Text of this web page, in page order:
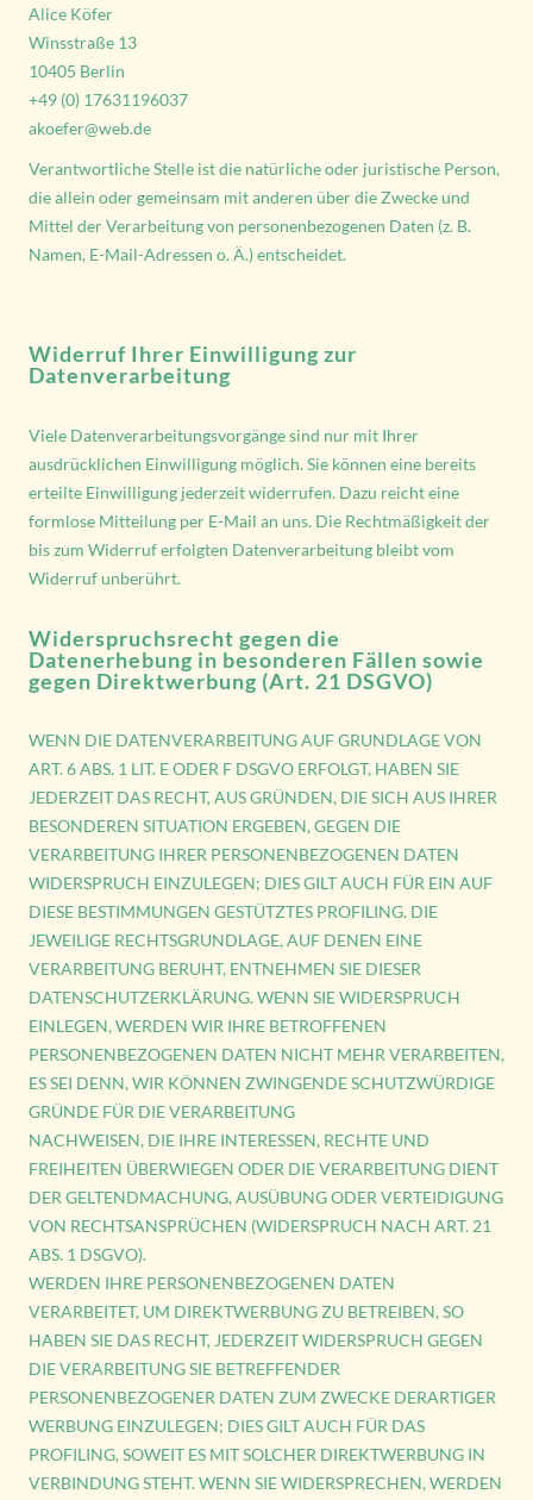
Alice Köfer
Winsstraße 13
10405 Berlin
+49 (0) 17631196037
akoefer@web.de
Verantwortliche Stelle ist die natürliche oder juristische Person,
die allein oder gemeinsam mit anderen über die Zwecke und
Mittel der Verarbeitung von personenbezogenen Daten (z. B.
Namen, E-Mail-Adressen o. Ä.) entscheidet.
Widerruf Ihrer Einwilligung zur
Datenverarbeitung
Viele Datenverarbeitungsvorgänge sind nur mit Ihrer
ausdrücklichen Einwilligung möglich. Sie können eine bereits
erteilte Einwilligung jederzeit widerrufen. Dazu reicht eine
formlose Mitteilung per E-Mail an uns. Die Rechtmäßigkeit der
bis zum Widerruf erfolgten Datenverarbeitung bleibt vom
Widerruf unberührt.
Widerspruchsrecht gegen die
Datenerhebung in besonderen Fällen sowie
gegen Direktwerbung (Art. 21 DSGVO)
WENN DIE DATENVERARBEITUNG AUF GRUNDLAGE VON
ART. 6 ABS. 1 LIT. E ODER F DSGVO ERFOLGT, HABEN SIE
JEDERZEIT DAS RECHT, AUS GRÜNDEN, DIE SICH AUS IHRER
BESONDEREN SITUATION ERGEBEN, GEGEN DIE
VERARBEITUNG IHRER PERSONENBEZOGENEN DATEN
WIDERSPRUCH EINZULEGEN; DIES GILT AUCH FÜR EIN AUF
DIESE BESTIMMUNGEN GESTÜTZTES PROFILING. DIE
JEWEILIGE RECHTSGRUNDLAGE, AUF DENEN EINE
VERARBEITUNG BERUHT, ENTNEHMEN SIE DIESER
DATENSCHUTZERKLÄRUNG. WENN SIE WIDERSPRUCH
EINLEGEN, WERDEN WIR IHRE BETROFFENEN
PERSONENBEZOGENEN DATEN NICHT MEHR VERARBEITEN,
ES SEI DENN, WIR KÖNNEN ZWINGENDE SCHUTZWÜRDIGE
GRÜNDE FÜR DIE VERARBEITUNG
NACHWEISEN, DIE IHRE INTERESSEN, RECHTE UND
FREIHEITEN ÜBERWIEGEN ODER DIE VERARBEITUNG DIENT
DER GELTENDMACHUNG, AUSÜBUNG ODER VERTEIDIGUNG
VON RECHTSANSPRÜCHEN (WIDERSPRUCH NACH ART. 21
ABS. 1 DSGVO).
WERDEN IHRE PERSONENBEZOGENEN DATEN
VERARBEITET, UM DIREKTWERBUNG ZU BETREIBEN, SO
HABEN SIE DAS RECHT, JEDERZEIT WIDERSPRUCH GEGEN
DIE VERARBEITUNG SIE BETREFFENDER
PERSONENBEZOGENER DATEN ZUM ZWECKE DERARTIGER
WERBUNG EINZULEGEN; DIES GILT AUCH FÜR DAS
PROFILING, SOWEIT ES MIT SOLCHER DIREKTWERBUNG IN
VERBINDUNG STEHT. WENN SIE WIDERSPRECHEN, WERDEN